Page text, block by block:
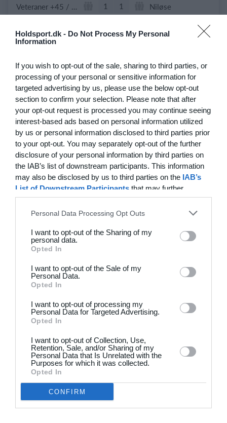
Holdsport.dk - Do Not Process My Personal
Information
If you wish to opt-out of the sale, sharing to third parties, or
processing of your personal or sensitive information for
targeted advertising by us, please use the below opt-out
section to confirm your selection. Please note that after
your opt-out request is processed you may continue seeing
interest-based ads based on personal information utilized
by us or personal information disclosed to third parties prior
to your opt-out. You may separately opt-out of the further
disclosure of your personal information by third parties on
the IAB’s list of downstream participants. This information
may also be disclosed by us to third parties on the IAB’s
List of Downstream Participants that may further
disclose it to other third parties.
Personal Data Processing Opt Outs
I want to opt-out of the Sharing of my
personal data.
Opted In
I want to opt-out of the Sale of my
Personal Data.
Opted In
I want to opt-out of processing my
Personal Data for Targeted Advertising.
Opted In
I want to opt-out of Collection, Use,
Retention, Sale, and/or Sharing of my
Personal Data that Is Unrelated with the
Purposes for which it was collected.
Opted In
CONFIRM
Veteraner +45 / B-rækken Jystrup IF 1 1 Niløse
15. juni
NIF 2 4 Hønses Favoritter
+47 Sæson 2026 4 2 Modstander
Hasle B 1 2 FAML
Modstander 2 1
Alslev Veteraner 5 1 IF92 /ØB
De Røde Djævle 2 3 Padborg Idrætsklub
2 1
Forrige
Klar til at komme i gang?
Udforsk Holdsport, eller opret en konto med det
samme og begynd at administrere din klub. Du
kan også kontakte os for at få hjælp til
opsætningen af din klub.